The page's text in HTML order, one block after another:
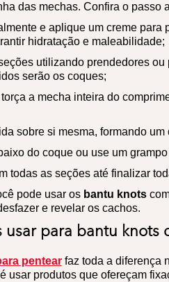
das mechas. Confira o passo
e aplique um creme para
hidratação e maleabilidade;
utilizando prendedores
serão os coques;
a mecha inteira do
sobre si mesma, formando
do coque ou use um
todas as seções até finalizar
pode usar os bantu knots
e revelar os cachos.
para bantu knots
pentearfaz toda a diferença
usar produtos que ofereçam